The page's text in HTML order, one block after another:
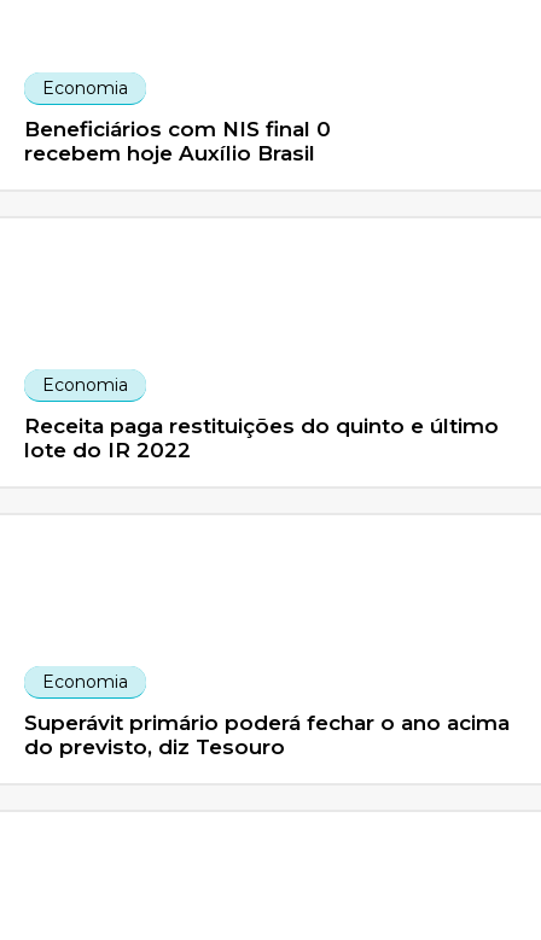
Economia
Beneficiários com NIS final 0
recebem hoje Auxílio Brasil
Economia
Receita paga restituições do quinto e último
lote do IR 2022
Economia
Superávit primário poderá fechar o ano acima
do previsto, diz Tesouro